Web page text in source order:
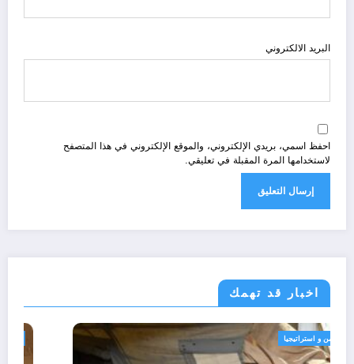
البريد الالكتروني
احفظ اسمي، بريدي الإلكتروني، والموقع الإلكتروني في هذا المتصفح
لاستخدامها المرة المقبلة في تعليقي.
اخبار قد تهمك
الحدث امن و استراتيجيا